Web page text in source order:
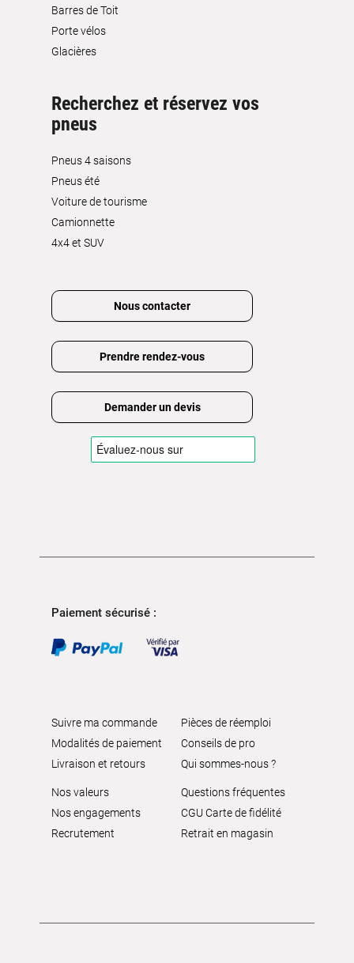
Barres de Toit
Porte vélos
Glacières
Recherchez et réservez vos
pneus
Pneus 4 saisons
Pneus été
Voiture de tourisme
Camionnette
4x4 et SUV
Nous contacter
Prendre rendez-vous
Demander un devis
Paiement sécurisé :
Suivre ma commande
Modalités de paiement
Livraison et retours
Pièces de réemploi
Conseils de pro
Qui sommes-nous ?
Nos valeurs
Nos engagements
Recrutement
Questions fréquentes
CGU Carte de fidélité
Retrait en magasin